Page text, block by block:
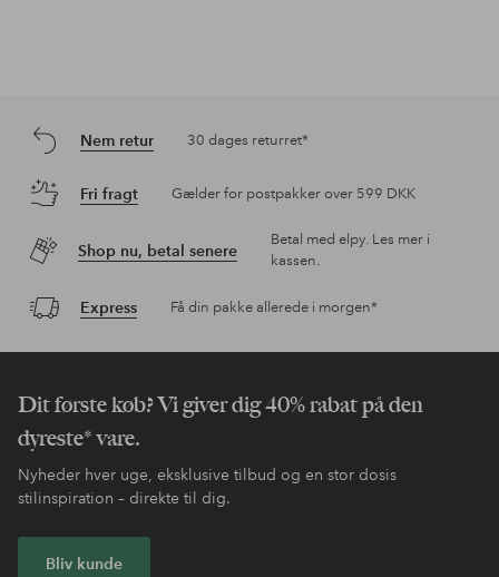
Nem retur 30 dages returret*
Fri fragt Gælder for postpakker over 599 DKK
Shop nu, betal senere
Betal med elpy. Les mer i
kassen.
Express Få din pakke allerede i morgen*
Dit første køb? Vi giver dig 40% rabat på den
dyreste* vare.
Nyheder hver uge, eksklusive tilbud og en stor dosis
stilinspiration – direkte til dig.
Bliv kunde